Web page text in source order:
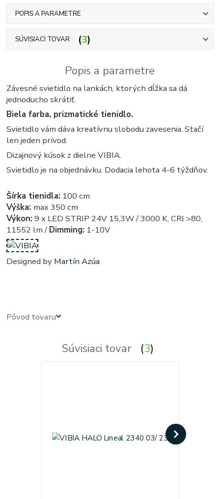
POPIS A PARAMETRE
SÚVISIACI TOVAR 3
Popis a parametre
Závesné svietidlo na lankách, ktorých dĺžka sa dá
jednoducho skrátiť.
Biela farba, prizmatické tienidlo.
Svietidlo vám dáva kreatívnu slobodu zavesenia. Stačí
len jeden prívod.
Dizajnový kúsok z dielne VIBIA.
Svietidlo je na objednávku. Dodacia lehota 4-6 týždňov.
Šírka tienidla: 100 cm
Výška: max 350 cm
Výkon: 9 x LED STRIP 24V 15,3W / 3000 K, CRI >80,
11552 lm / Dimming: 1-10V
Designed by Martín Azúa
Pôvod tovaru
Súvisiaci tovar 3